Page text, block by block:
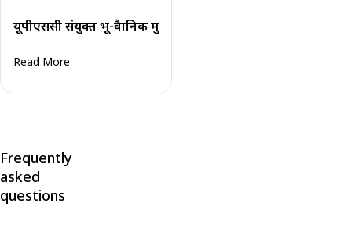
यूपीएससी संयुक्त भू-वैज्ञानिक मुख्य परीक्षा परिणाम 2023 घोषित
Read More
Frequently
asked
questions